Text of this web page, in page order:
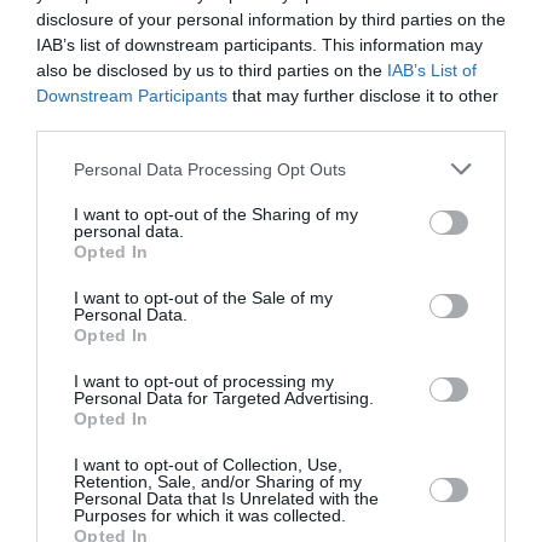
disclosure of your personal information by third parties on the
IAB’s list of downstream participants. This information may
also be disclosed by us to third parties on the IAB’s List of
Downstream Participants that may further disclose it to other
Please note that this website/app uses one or more Google
not limited to your visit or usage behaviour. You may click to
grant or deny consent to Google and its third-party tags to
use your data for below specified purposes in below Google
consent section.
Personal Data Processing Opt Outs
I want to opt-out of the Sharing of my
personal data.
Opted In
I want to opt-out of the Sale of my
Personal Data.
Opted In
I want to opt-out of processing my
Personal Data for Targeted Advertising.
Opted In
I want to opt-out of Collection, Use,
Retention, Sale, and/or Sharing of my
Personal Data that Is Unrelated with the
Purposes for which it was collected.
Opted In
Ένα σημαντικό διοικητικό εμπόδιο που για χρόνια
περιόριζε την εξωστρέφεια των μικρών επιχειρήσεων
αίρεται με την ενεργοποίηση από την ΑΑΔΕ της
ψηφιακή...
30 Ιανουαρίου 2026